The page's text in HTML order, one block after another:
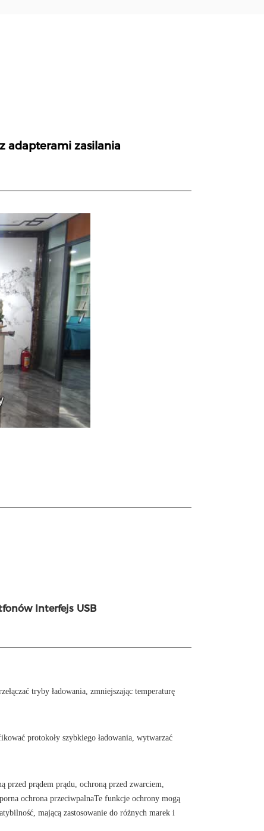
adapterami zasilania
Interfejs USB
tryby ładowania, zmniejszając temperaturę
protokoły szybkiego ładowania, wytwarzać
przed prądem prądu, ochroną przed zwarciem,
ochrona przeciwpalnaTe funkcje ochrony mogą
mającą zastosowanie do różnych marek i